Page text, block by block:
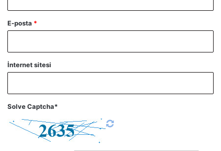
E-posta *
İnternet sitesi
Solve Captcha*